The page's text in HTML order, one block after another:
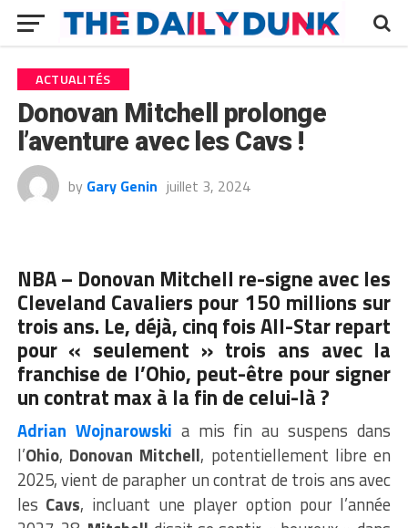
ACTUALITÉS
Donovan Mitchell prolonge
l’aventure avec les Cavs !
by Gary Genin juillet 3, 2024
NBA – Donovan Mitchell re-signe avec les
Cleveland Cavaliers pour 150 millions sur
trois ans. Le, déjà, cinq fois All-Star repart
pour « seulement » trois ans avec la
franchise de l’Ohio, peut-être pour signer
un contrat max à la fin de celui-là ?
Adrian Wojnarowski a mis fin au suspens dans
l’Ohio, Donovan Mitchell, potentiellement libre en
2025, vient de parapher un contrat de trois ans avec
les Cavs, incluant une player option pour l’année